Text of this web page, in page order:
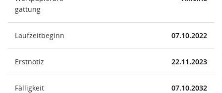
gattung
Laufzeitbeginn 07.10.2022
Erstnotiz 22.11.2023
Fälligkeit 07.10.2032